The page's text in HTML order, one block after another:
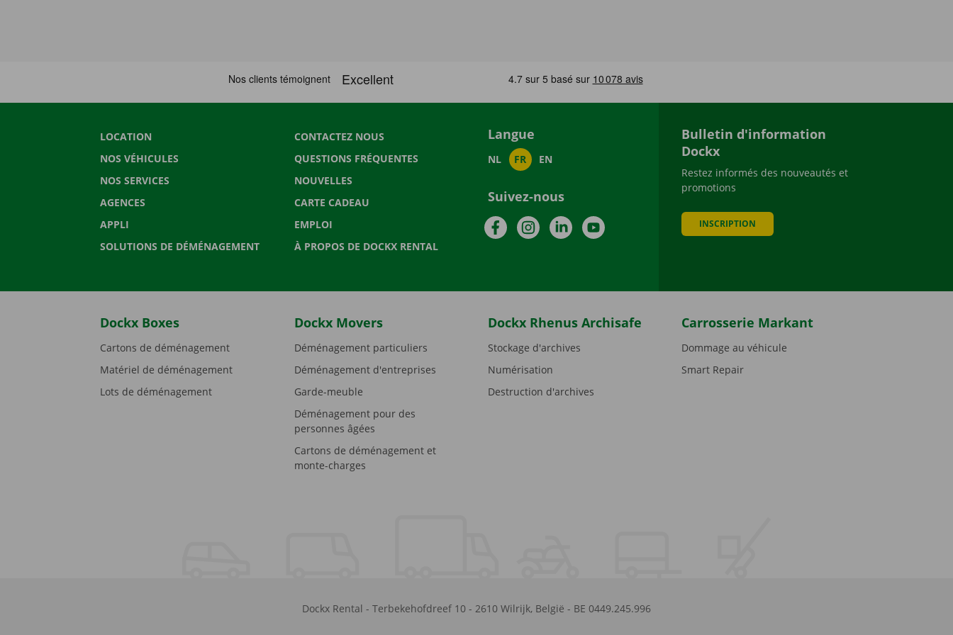
LOCATION
NOS VÉHICULES
NOS SERVICES
AGENCES
APPLI
SOLUTIONS DE DÉMÉNAGEMENT
CONTACTEZ NOUS
QUESTIONS FRÉQUENTES
NOUVELLES
CARTE CADEAU
EMPLOI
À PROPOS DE DOCKX RENTAL
Langue
NL FR EN
Suivez-nous
FacebookInstagramLinkedInYouTube
Bulletin d'information
Dockx
Restez informés des nouveautés et
promotions
INSCRIPTION
Dockx Boxes
Cartons de déménagement
Matériel de déménagement
Lots de déménagement
Dockx Movers
Déménagement particuliers
Déménagement d'entreprises
Garde-meuble
Déménagement pour des
personnes âgées
Cartons de déménagement et
monte-charges
Dockx Rhenus Archisafe
Stockage d'archives
Numérisation
Destruction d'archives
Carrosserie Markant
Dommage au véhicule
Smart Repair
Dockx Rental - Terbekehofdreef 10- 2610 Wilrijk, België - BE 0449.245.996